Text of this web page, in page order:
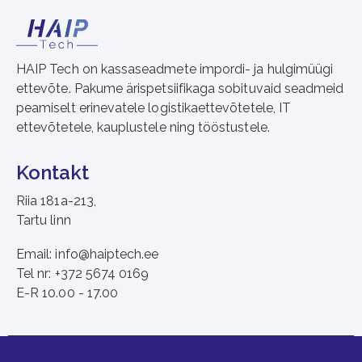
HAIP Tech on kassaseadmete impordi- ja hulgimüügi
ettevõte. Pakume ärispetsiifikaga sobituvaid seadmeid
peamiselt erinevatele logistikaettevõtetele, IT
ettevõtetele, kauplustele ning tööstustele.
Kontakt
Riia 181a-213,
Tartu linn
Email: info@haiptech.ee
Tel nr: +372 5674 0169
E-R 10.00 - 17.00